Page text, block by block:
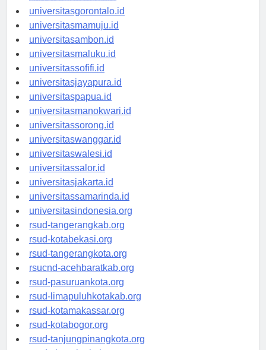
universitaskendari.id
universitasgorontalo.id
universitasmamuju.id
universitasambon.id
universitasmaluku.id
universitassofifi.id
universitasjayapura.id
universitaspapua.id
universitasmanokwari.id
universitassorong.id
universitaswanggar.id
universitaswalesi.id
universitassalor.id
universitasjakarta.id
universitassamarinda.id
universitasindonesia.org
rsud-tangerangkab.org
rsud-kotabekasi.org
rsud-tangerangkota.org
rsucnd-acehbaratkab.org
rsud-pasuruankota.org
rsud-limapuluhkotakab.org
rsud-kotamakassar.org
rsud-kotabogor.org